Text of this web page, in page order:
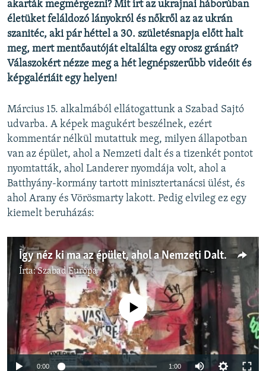
akarták megmérgezni? Mit írt az ukrajnai háborúban
életüket feláldozó lányokról és nőkről az az ukrán
szanitéc, aki pár héttel a 30. születésnapja előtt halt
meg, mert mentőautóját eltalálta egy orosz gránát?
Válaszokért nézze meg a hét legnépszerűbb videóit és
képgalériáit egy helyen!
Március 15. alkalmából ellátogattunk a Szabad Sajtó
udvarba. A képek magukért beszélnek, ezért
kommentár nélkül mutattuk meg, milyen állapotban
van az épület, ahol a Nemzeti dalt és a tizenkét pontot
nyomtatták, ahol Landerer nyomdája volt, ahol a
Batthyány-kormány tartott minisztertanácsi ülést, és
ahol Arany és Vörösmarty lakott. Pedig elvileg ez egy
kiemelt beruházás:
Így néz ki ma az épület, ahol a Nemzeti Dalt nyomtatták
Írta:Szabad Európa
Jelenleg nincs elérhető tartalom
0:00 1:00